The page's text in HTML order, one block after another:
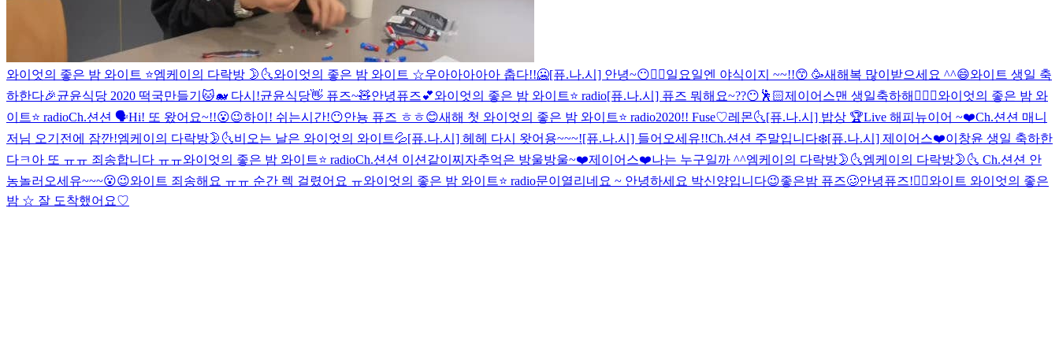
와이엇의 좋은 밤 와이트 ⭐️엠케이의 다락방 🌛🌜와이엇의 좋은 밤 와이트 ☆우아아아아아 춥다!!🥶[퓨.나.시] 안녕~😶✌🏻일요일엔 야식이지 ~~!!😙 🥳새해복 많이받으세요 ^^😄와이트 생일 축
하한다🎉균윤식당 2020 떡국만들기🐱🐋 다시!균윤식당👋 퓨즈~🧸안녕퓨즈💕와이엇의 좋은 밤 와이트⭐️ radio[퓨.나.시] 퓨즈 뭐해요~??😶🕺🏻제이어스맨 생일축하해👨‍❤️‍👨와이엇의 좋은 밤 와
이트⭐️ radioCh.션션 🗣Hi! 또 왔어요~!!😮😉하이! 쉬는시간!😶안뇽 퓨즈 ㅎㅎ😊새해 첫 와이엇의 좋은 밤 와이트⭐️ radio2020!! Fuse♡레몬🌜[퓨.나.시] 밥상 🏆Live 해피뉴이어 ~❤️Ch.션션 매니
저님 오기전에 잠깐!엠케이의 다락방🌛🌜비오는 날은 와이엇의 와이트💦[퓨.나.시] 헤헤 다시 왓어용~~~![퓨.나.시] 들어오세유!!Ch.션션 주말입니다❄️[퓨.나.시] 제이어스❤️이창윤 생일 축하한
다ㅋ 아 또 ㅠㅠ 죄송합니다 ㅠㅠ와이엇의 좋은 밤 와이트⭐️ radioCh.션션 이션같이찌자추억은 방울방울~❤️제이어스❤️나는 누구일까 ^^엠케이의 다락방🌛🌜엠케이의 다락방🌛🌜 Ch.션션 안
농놀러오세유~~~😮😉와이트 죄송해요 ㅠㅠ 순간 렉 걸렸어요 ㅠ와이엇의 좋은 밤 와이트⭐️ radio문이열리네요 ~ 안녕하세요 박신양입니다😉좋은밤 퓨즈🥴안녕퓨즈!👍🏻와이트 와이엇의 좋은
밤 ☆ 잘 도착했어요♡